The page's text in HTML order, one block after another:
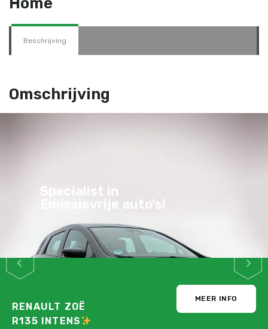
Beschrijving
Omschrijving
Specialist in
Emissievrije auto's!
RENAULT ZOË
R135 INTENS
MEER INFO